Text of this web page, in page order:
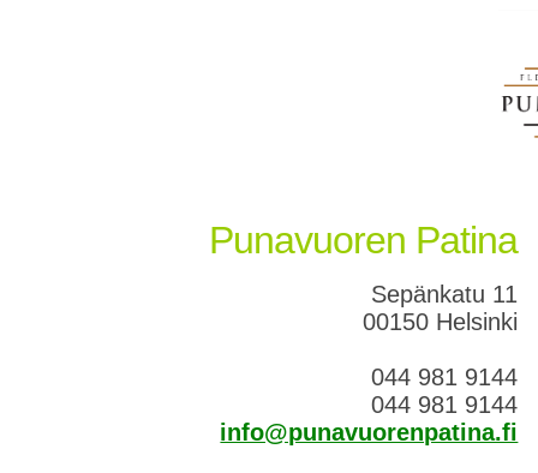
Punavuoren Patina
Sepänkatu 11
00150 Helsinki
044 981 9144
044 981 9144
info@punavuorenpatina.fi